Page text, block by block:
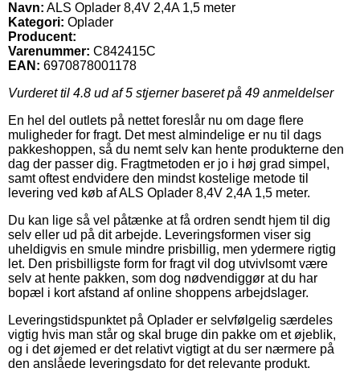
Navn: ALS Oplader 8,4V 2,4A 1,5 meter
Kategori: Oplader
Producent:
Varenummer: C842415C
EAN: 6970878001178
Vurderet til 4.8 ud af 5 stjerner baseret på 49 anmeldelser
En hel del outlets på nettet foreslår nu om dage flere
muligheder for fragt. Det mest almindelige er nu til dags
pakkeshoppen, så du nemt selv kan hente produkterne den
dag der passer dig. Fragtmetoden er jo i høj grad simpel,
samt oftest endvidere den mindst kostelige metode til
levering ved køb af ALS Oplader 8,4V 2,4A 1,5 meter.
Du kan lige så vel påtænke at få ordren sendt hjem til dig
selv eller ud på dit arbejde. Leveringsformen viser sig
uheldigvis en smule mindre prisbillig, men ydermere rigtig
let. Den prisbilligste form for fragt vil dog utvivlsomt være
selv at hente pakken, som dog nødvendiggør at du har
bopæl i kort afstand af online shoppens arbejdslager.
Leveringstidspunktet på Oplader er selvfølgelig særdeles
vigtig hvis man står og skal bruge din pakke om et øjeblik,
og i det øjemed er det relativt vigtigt at du ser nærmere på
den anslåede leveringsdato for det relevante produkt.